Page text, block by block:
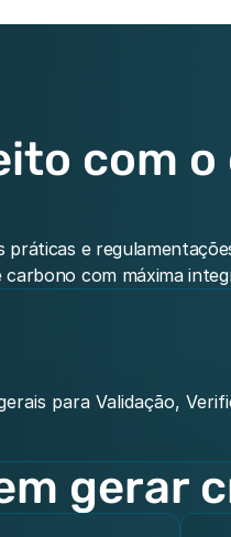
com
e
com máxima
para Validação,
gerar